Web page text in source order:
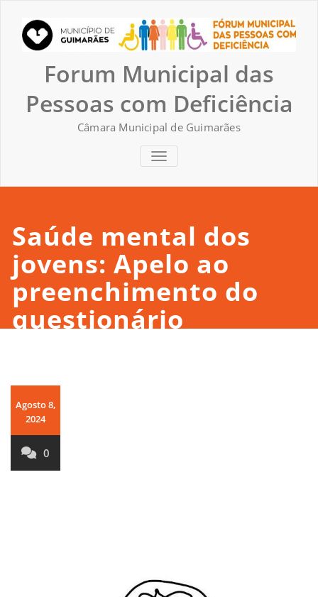
content
Forum Municipal das
Pessoas com Deficiência
Câmara Municipal de Guimarães
TOGGLE NAVIGATION
Saúde mental dos
jovens: Apelo ao
preenchimento do
questionário
Agosto 8,
2024
0